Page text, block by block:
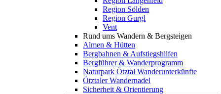
Region Sölden
Region Gurgl
Vent
Rund ums Wandern & Bergsteigen
Almen & Hütten
Bergbahnen & Aufstiegshilfen
Bergführer & Wanderprogramm
Naturpark Ötztal Wanderunterkünfte
Ötztaler Wandernadel
Sicherheit & Orientierung